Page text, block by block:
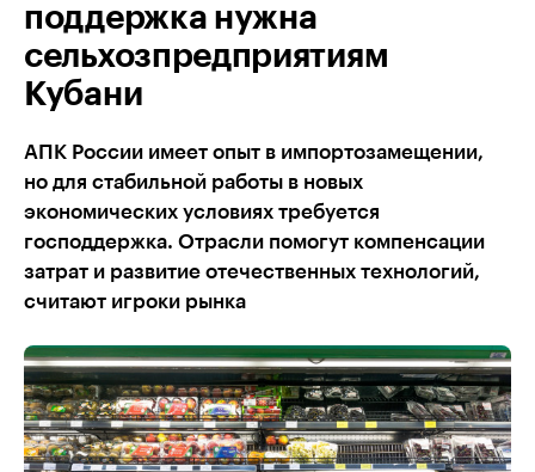
поддержка нужна
сельхозпредприятиям
Кубани
АПК России имеет опыт в импортозамещении,
но для стабильной работы в новых
экономических условиях требуется
господдержка. Отрасли помогут компенсации
затрат и развитие отечественных технологий,
считают игроки рынка